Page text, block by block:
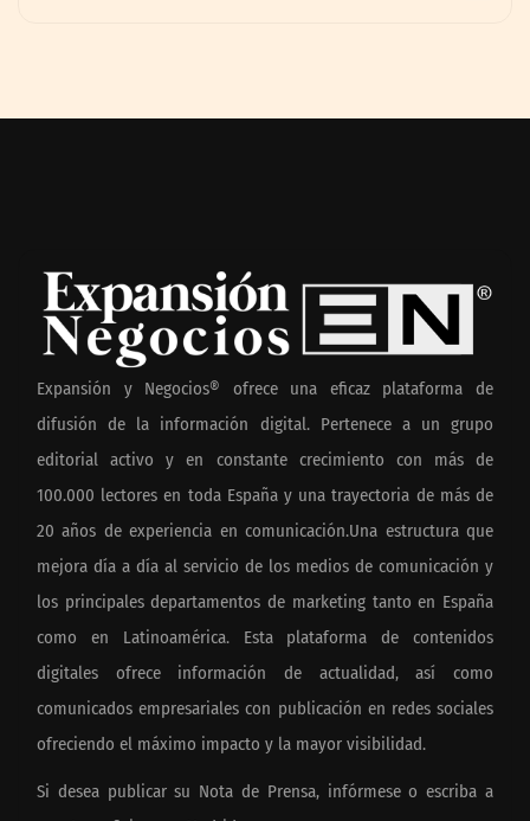
Expansión y Negocios® ofrece una eficaz plataforma de
difusión de la información digital. Pertenece a un grupo
editorial activo y en constante crecimiento con más de
100.000 lectores en toda España y una trayectoria de más de
20 años de experiencia en comunicación.Una estructura que
mejora día a día al servicio de los medios de comunicación y
los principales departamentos de marketing tanto en España
como en Latinoamérica. Esta plataforma de contenidos
digitales ofrece información de actualidad, así como
comunicados empresariales con publicación en redes sociales
ofreciendo el máximo impacto y la mayor visibilidad.
Si desea publicar su Nota de Prensa, infórmese o escriba a